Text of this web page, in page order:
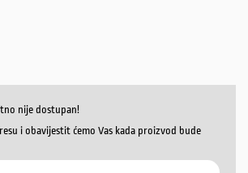
nije dostupan!
i obavijestit ćemo Vas kada proizvod bude